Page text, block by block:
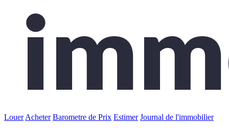
Louer Acheter Barometre de Prix Estimer Journal de l'immobilier